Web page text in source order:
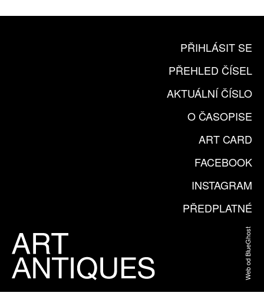
PŘIHLÁSIT SE
PŘEHLED ČÍSEL
AKTUÁLNÍ ČÍSLO
O ČASOPISE
ART CARD
FACEBOOK
INSTAGRAM
PŘEDPLATNÉ
Web od BlueGhost